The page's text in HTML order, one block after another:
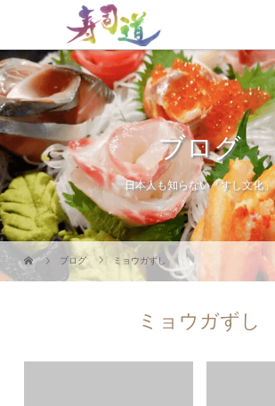
ブログ
日本人も知らない「すし文化」
ブログ ミョウガずし
ミョウガずし